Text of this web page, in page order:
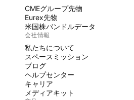
CMEグループ先物
Eurex先物
米国株バンドルデータ
会社情報
私たちについて
スペースミッション
ブログ
ヘルプセンター
キャリア
メディアキット